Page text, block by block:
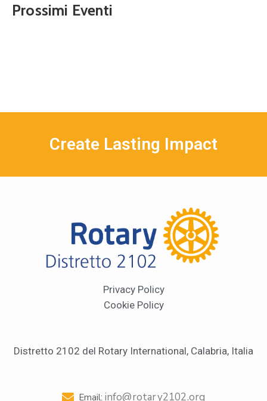
Prossimi Eventi
Create Lasting Impact
Privacy Policy
Cookie Policy
Distretto 2102 del Rotary International, Calabria, Italia
Email: info@rotary2102.org